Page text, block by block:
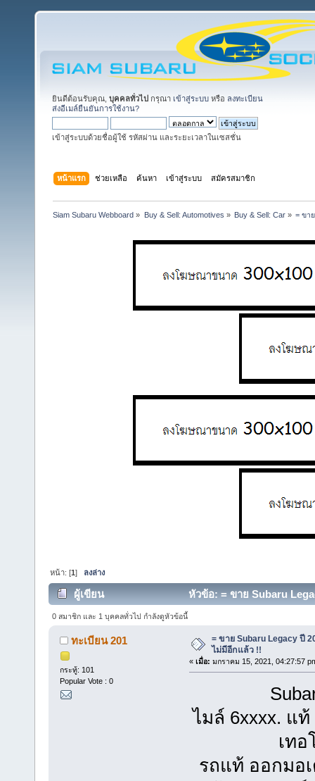
ยินดีต้อนรับคุณ, บุคคลทั่วไป กรุณา เข้าสู่ระบบ หรือ ลงทะเบียน
ส่งอีเมล์ยืนยันการใช้งาน?
เข้าสู่ระบบด้วยชื่อผู้ใช้ รหัสผ่าน และระยะเวลาในเซสชั่น
หน้าแรก ช่วยเหลือ ค้นหา เข้าสู่ระบบ สมัครสมาชิก
Siam Subaru Webboard » Buy & Sell: Automotives » Buy & Sell: Car» = ขา
หน้า: [1] ลงล่าง
ผู้เขียน หัวข้อ: = ขาย Subaru
0 สมาชิก และ 1 บุคคลทั่วไป กำลังดูหัวข้อนี้
ทะเบียน 201
กระทู้: 101
Popular Vote : 0
= ขาย Subaru Legacy ปี
ไม่มีอีกแล้ว !!
« เมื่อ: มกราคม 15, 2021, 04:27:57
ไมล์ 6xxxx. แ
เท
รถแท้ ออกมอ